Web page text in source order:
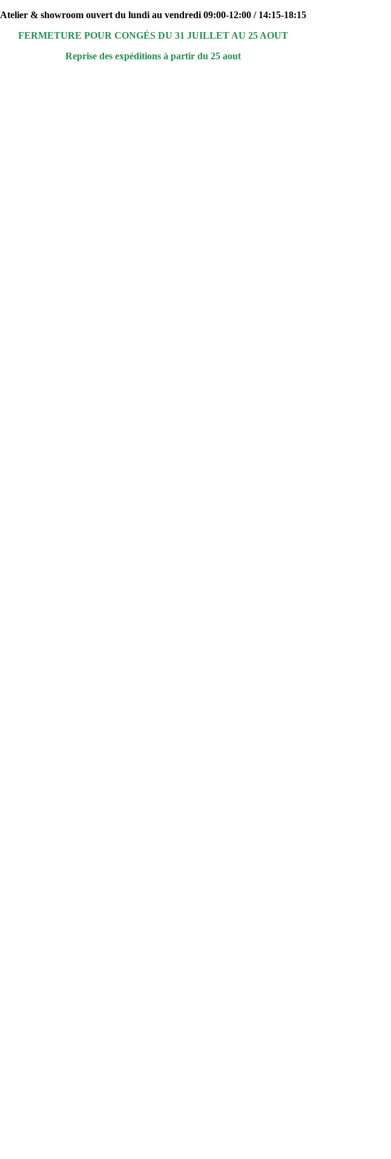
Atelier & showroom ouvert du lundi au vendredi 09:00-12:00 / 14:15-18:15
FERMETURE POUR CONGÉS DU 31 JUILLET AU 25 AOUT
Reprise des expéditions à partir du 25 aout